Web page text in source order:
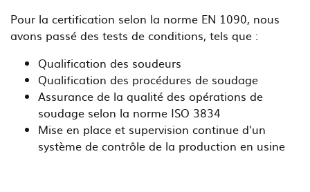
Pour la certification selon la norme EN 1090, nous
avons passé des tests de conditions, tels que :
Qualification des soudeurs
Qualification des procédures de soudage
Assurance de la qualité des opérations de
soudage selon la norme ISO 3834
Mise en place et supervision continue d'un
système de contrôle de la production en usine